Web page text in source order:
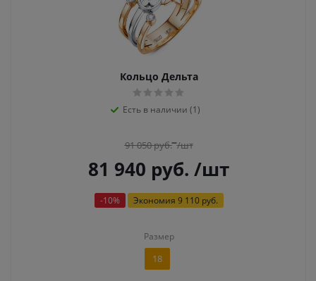
Кольцо Дельта
Есть в наличии (1)
91 050руб. /шт
81 940 руб. /шт
-10% Экономия 9 110 руб.
Размер
18